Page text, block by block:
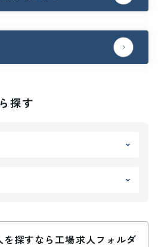
探す
探すなら工場求人フォルダ